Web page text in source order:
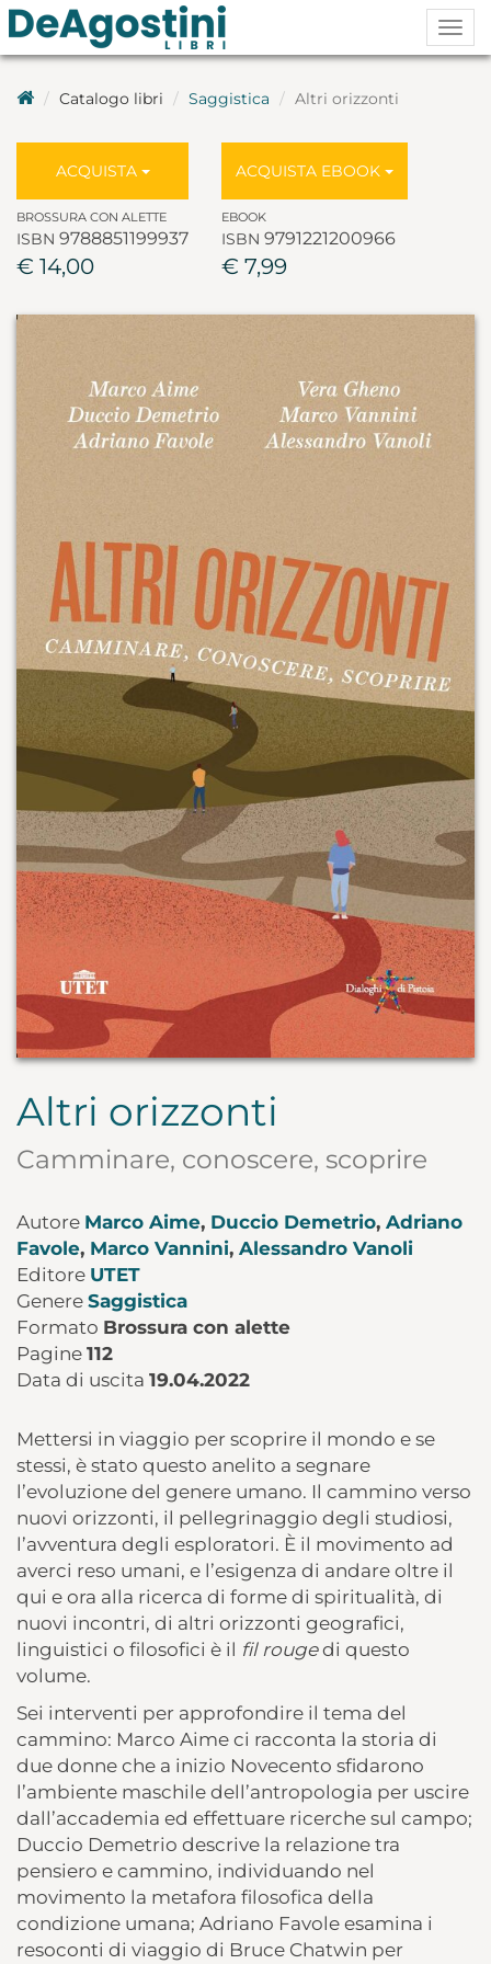
Catalogo libri Saggistica Altri orizzonti
ACQUISTA
BROSSURA CON ALETTE
ISBN 9788851199937
€ 14,00
ACQUISTA EBOOK
EBOOK
ISBN 9791221200966
€ 7,99
Altri orizzonti
Camminare, conoscere, scoprire
Autore Marco Aime, Duccio Demetrio, Adriano
Favole, Marco Vannini, Alessandro Vanoli
Editore UTET
Genere Saggistica
Formato Brossura con alette
Pagine 112
Data di uscita 19.04.2022
Mettersi in viaggio per scoprire il mondo e se
stessi, è stato questo anelito a segnare
l’evoluzione del genere umano. Il cammino verso
nuovi orizzonti, il pellegrinaggio degli studiosi,
l’avventura degli esploratori. È il movimento ad
averci reso umani, e l’esigenza di andare oltre il
qui e ora alla ricerca di forme di spiritualità, di
nuovi incontri, di altri orizzonti geografici,
linguistici o filosofici è il fil rougedi questo
volume.
Sei interventi per approfondire il tema del
cammino: Marco Aime ci racconta la storia di
due donne che a inizio Novecento sfidarono
l’ambiente maschile dell’antropologia per uscire
dall’accademia ed effettuare ricerche sul campo;
Duccio Demetrio descrive la relazione tra
pensiero e cammino, individuando nel
movimento la metafora filosofica della
condizione umana; Adriano Favole esamina i
resoconti di viaggio di Bruce Chatwin per